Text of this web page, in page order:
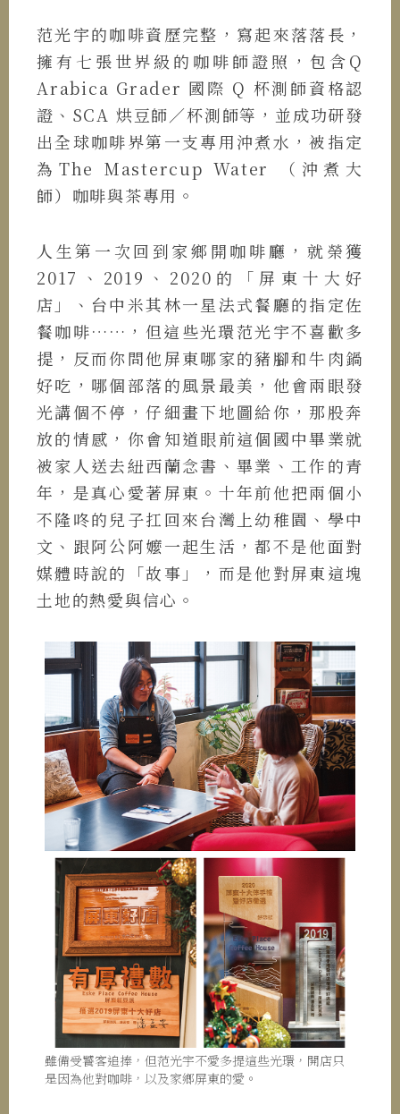
范光宇的咖啡資歷完整，寫起來落落長，
擁有七張世界級的咖啡師證照，包含Q
Arabica Grader 國際 Q 杯測師資格認
證、SCA 烘豆師／杯測師等，並成功研發
出全球咖啡界第一支專用沖煮水，被指定
為The Mastercup Water （沖煮大
師）咖啡與茶專用。
人生第一次回到家鄉開咖啡廳，就榮獲
2017、2019、2020的「屏東十大好
店」、台中米其林一星法式餐廳的指定佐
餐咖啡……，但這些光環范光宇不喜歡多
提，反而你問他屏東哪家的豬腳和牛肉鍋
好吃，哪個部落的風景最美，他會兩眼發
光講個不停，仔細畫下地圖給你，那股奔
放的情感，你會知道眼前這個國中畢業就
被家人送去紐西蘭念書、畢業、工作的青
年，是真心愛著屏東。十年前他把兩個小
不隆咚的兒子扛回來台灣上幼稚園、學中
文、跟阿公阿嬤一起生活，都不是他面對
媒體時說的「故事」，而是他對屏東這塊
土地的熱愛與信心。
雖備受饕客追捧，但范光宇不愛多提這些光環，開店只
是因為他對咖啡，以及家鄉屏東的愛。